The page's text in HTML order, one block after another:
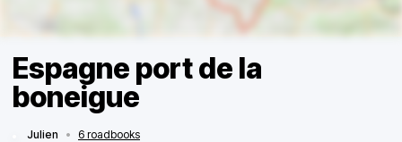
Espagne port de la
boneigue
Julien • 6 roadbooks